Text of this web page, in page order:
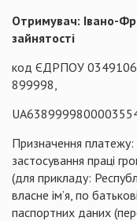
Отримувач: Івано-
зайнятості
код ЄДРПОУ
899998,
Призначення
застосування праці
(для прикладу:
власне ім’я, по
паспортних даних